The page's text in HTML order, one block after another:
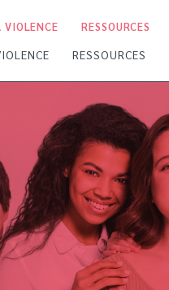
VIOLENCE RESSOURCES
RESSOURCES